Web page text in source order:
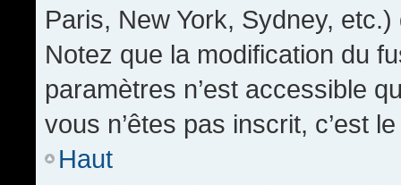
Paris, New York, Sydney,
Notez que la modification du
paramètres n’est accessible
vous n’êtes pas inscrit, c’est
Haut